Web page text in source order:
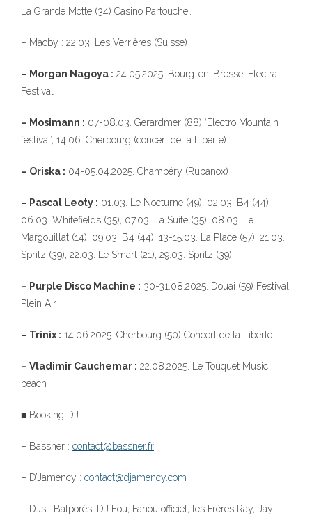
La Grande Motte (34) Casino Partouche…
– Macby : 22.03. Les Verrières (Suisse)
– Morgan Nagoya : 24.05.2025. Bourg-en-Bresse ‘Electra
Festival’
– Mosimann : 07-08.03. Gerardmer (88) ‘Electro Mountain
festival’, 14.06. Cherbourg (concert de la Liberté)
– Oriska : 04-05.04.2025. Chambéry (Rubanox)
– Pascal Leoty : 01.03. Le Nocturne (49), 02.03. B4 (44),
06.03. Whitefields (35), 07.03. La Suite (35), 08.03. Le
Margouillat (14), 09.03. B4 (44), 13-15.03. La Place (57), 21.03.
Spritz (39), 22.03. Le Smart (21), 29.03. Spritz (39)
– Purple Disco Machine : 30-31.08.2025. Douai (59) Festival
Plein Air
– Trinix : 14.06.2025. Cherbourg (50) Concert de la Liberté
– Vladimir Cauchemar : 22.08.2025. Le Touquet Music
beach
■ Booking DJ
– Bassner : contact@bassner.fr
– D’Jamency : contact@djamency.com
– DJs : Balporès, DJ Fou, Fanou officiel, les Frères Ray, Jay